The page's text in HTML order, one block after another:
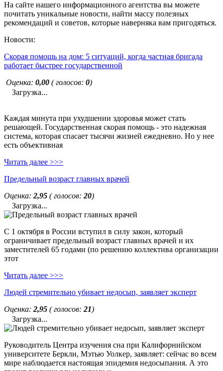
На сайте нашего информационного агентства вы можете
почитать уникальные новости, найти массу полезных
рекомендаций и советов, которые наверняка вам пригодяться.
Новости:
Скорая помощь на дом: 5 ситуаций, когда частная бригада
работает быстрее государственной
Оценка: 0,00 ( голосов: 0)
Загрузка...
Каждая минута при ухудшении здоровья может стать
решающей. Государственная скорая помощь - это надежная
система, которая спасает тысячи жизней ежедневно. Но у нее
есть объективная
Читать далее >>>
Предельный возраст главных врачей
Оценка: 2,95 ( голосов: 20)
Загрузка...
С 1 октября в России вступил в силу закон, который
ограничивает предельный возраст главных врачей и их
заместителей 65 годами (по решению коллектива организации
этот
Читать далее >>>
Людей стремительно убивает недосып, заявляет эксперт
Оценка: 2,95 ( голосов: 21)
Загрузка...
Руководитель Центра изучения сна при Калифорнийском
университете Беркли, Мэтью Уолкер, заявляет: сейчас во всем
мире наблюдается настоящая эпидемия недосыпания. А это